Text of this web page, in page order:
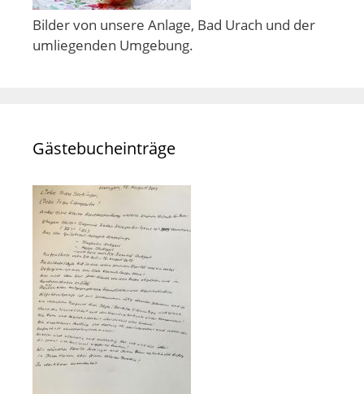
Bilder von unsere Anlage, Bad Urach und der
umliegenden Umgebung.
Gästebucheinträge